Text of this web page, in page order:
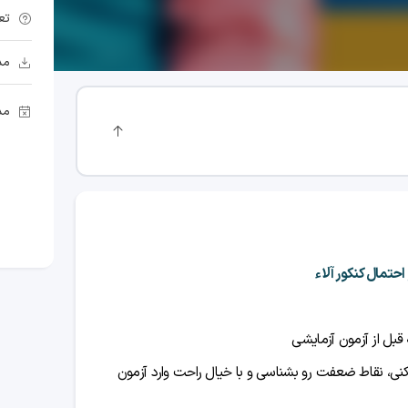
کنکور آلاء
از آزمون آزمایشی
نقاط ضعفت رو بشناسی و با خیال راحت وارد آزمون